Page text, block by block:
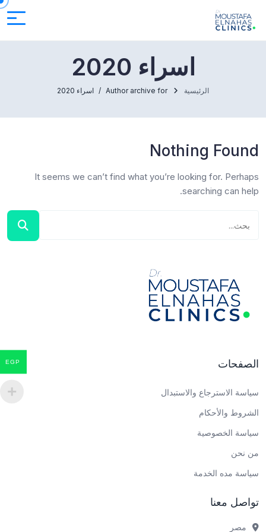
اسراء 2020
الرئيسية Author archive for اسراء 2020
Nothing Found
It seems we can’t find what you’re looking for. Perhaps
searching can help.
الصفحات
سياسة الاسترجاع والاستبدال
الشروط والأحكام
سياسة الخصوصية
من نحن
سياسة مده الخدمة
تواصل معنا
مصر
EGP